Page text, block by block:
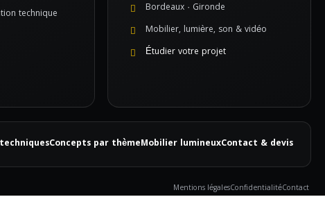
technique
Bordeaux · Gironde
Mobilier, lumière, son & vidéo
Étudier votre projet
Concepts par thèmeMobilier lumineuxContact & devis
Mentions légalesConfidentialitéContact